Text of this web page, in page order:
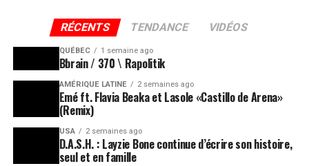
RÉCENTS TENDANCE VIDÉOS
QUÉBEC 1 semaine ago
Bbrain / 370 \ Rapolitik
AMÉRIQUE LATINE 2 semaines ago
Emé ft. Flavia Beaka et Lasole «Castillo de Arena»
(Remix)
USA 2 semaines ago
D.A.S.H. : Layzie Bone continue d’écrire son histoire,
seul et en famille